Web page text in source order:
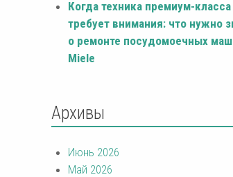
Когда техника премиум-класса
требует внимания: что нужно
о ремонте посудомоечных
Miele
Архивы
Июнь 2026
Май 2026